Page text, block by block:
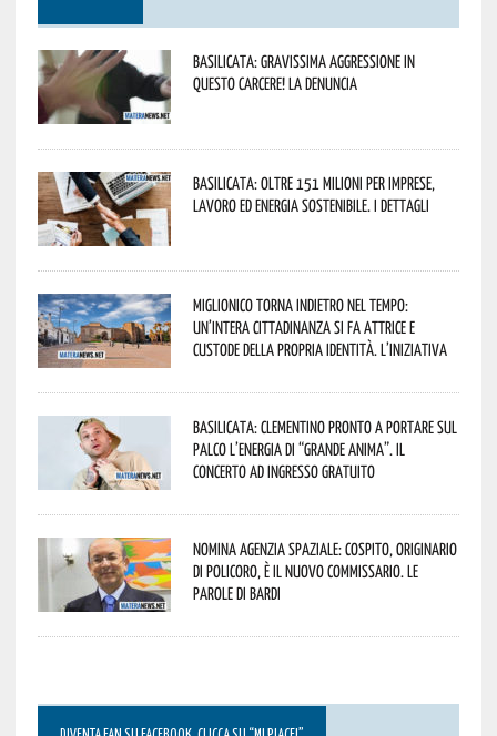
Basilicata: gravissima aggressione in
questo Carcere! La denuncia
Basilicata: oltre 151 milioni per imprese,
lavoro ed energia sostenibile. I dettagli
Miglionico torna indietro nel tempo:
un’intera cittadinanza si fa attrice e
custode della propria identità. L’iniziativa
Basilicata: Clementino pronto a portare sul
palco l’energia di “Grande Anima”. Il
concerto ad ingresso gratuito
Nomina Agenzia Spaziale: Cospito, originario
di Policoro, è il nuovo commissario. Le
parole di Bardi